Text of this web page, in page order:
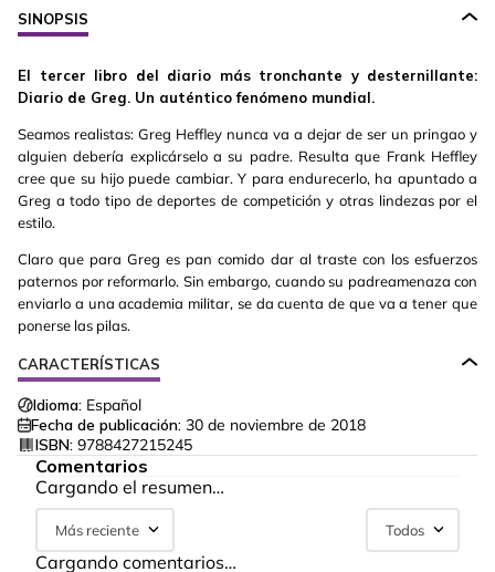
SINOPSIS
El tercer libro del diario más tronchante y desternillante:
Diario de Greg. Un auténtico fenómeno mundial.
Seamos realistas: Greg Heffley nunca va a dejar de ser un pringao y
alguien debería explicárselo a su padre. Resulta que Frank Heffley
cree que su hijo puede cambiar. Y para endurecerlo, ha apuntado a
Greg a todo tipo de deportes de competición y otras lindezas por el
estilo.
Claro que para Greg es pan comido dar al traste con los esfuerzos
paternos por reformarlo. Sin embargo, cuando su padreamenaza con
enviarlo a una academia militar, se da cuenta de que va a tener que
ponerse las pilas.
CARACTERÍSTICAS
Idioma: Español
Fecha de publicación: 30 de noviembre de 2018
ISBN: 9788427215245
Comentarios
Cargando el resumen…
Más reciente Todos
Cargando comentarios…